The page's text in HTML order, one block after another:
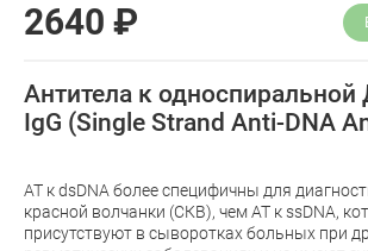
2640 ₽
Антитела к
IgG (Single Strand Anti-DNA
АТ к dsDNA более специфичны для
красной волчанки (СКВ), чем АТ к ssDNA,
присутствуют в сыворотках больных при